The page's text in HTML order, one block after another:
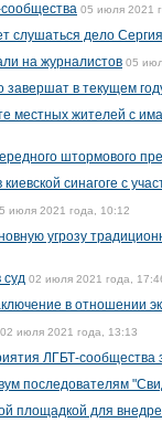
05 июля 2021
слушаться дело
на журналистов 05
завершат в текущем
местных жителей с
штормового
синагоге с
июля 2021 года, 10:12
угрозу
суд 02 июля 2021 года,
в отношении
02 июля 2021 года, 13:13
ЛГБТ-
последователям
площадкой для